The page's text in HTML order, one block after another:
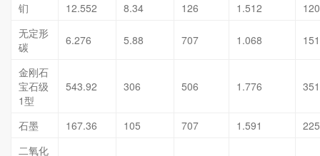
钔
12.552 8.34 126 1.512
无定形
碳
6.276 5.88 707 1.068
金刚石
宝石级
1型
543.92 306 506 1.776
石墨 167.36 105 707 1.591
二氧化